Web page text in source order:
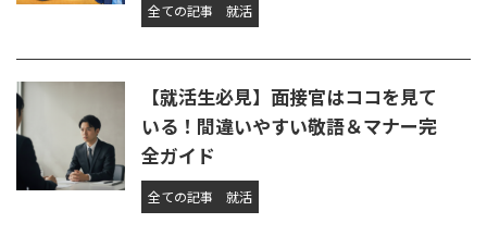
全ての記事 就活
【就活生必見】面接官はココを見て
いる！間違いやすい敬語＆マナー完
全ガイド
全ての記事 就活